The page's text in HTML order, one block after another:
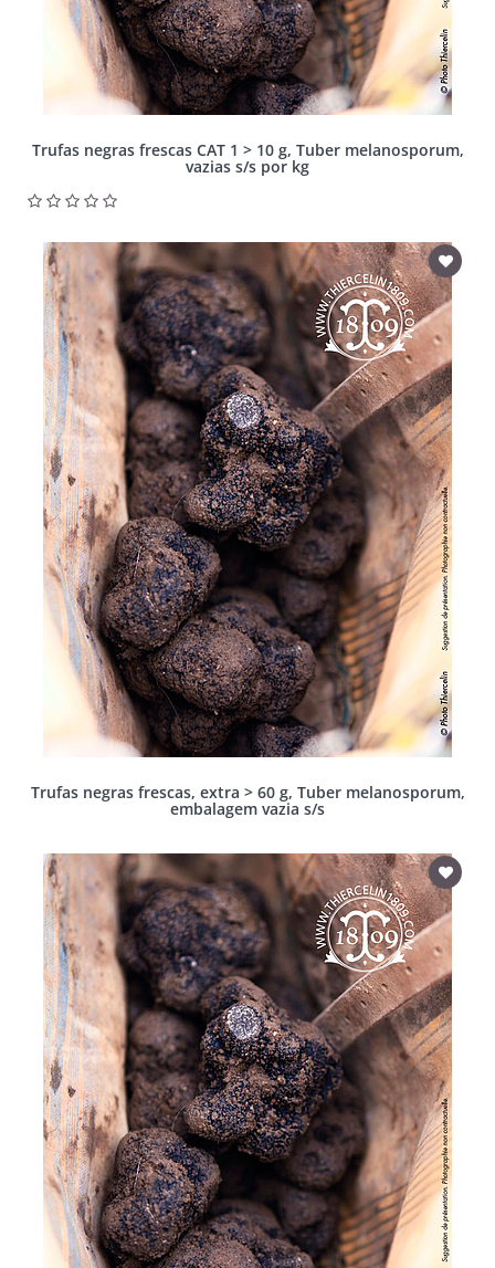
Trufas negras frescas CAT 1 > 10 g, Tuber melanosporum,
vazias s/s por kg
Trufas negras frescas, extra > 60 g, Tuber melanosporum,
embalagem vazia s/s